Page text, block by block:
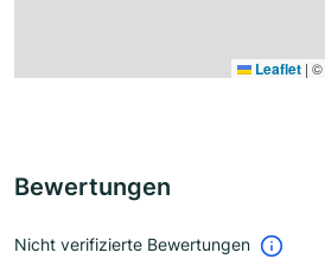
Leaflet | ©
Bewertungen
Nicht verifizierte Bewertungen